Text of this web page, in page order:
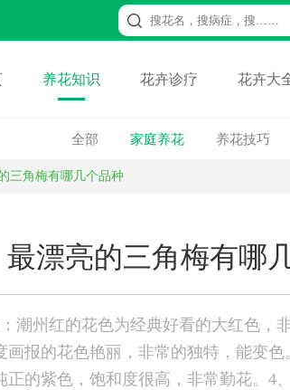
养花知识 花卉诊疗 花卉大
全部 家庭养花 养花技巧
三角梅有哪几个品种
最漂亮的三角梅有哪
潮州红的花色为经典好看的大红色，
画报的花色艳丽，非常的独特，能变
正的紫色，饱和度很高，非常勤花。4